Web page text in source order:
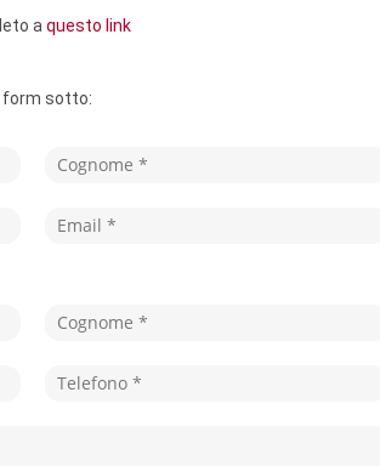
a questo link
form sotto: